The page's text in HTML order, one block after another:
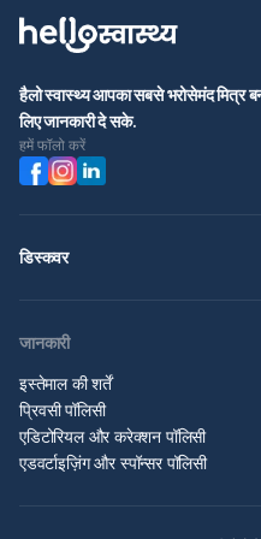
हैलो स्वास्थ्य आपका सबसे भरोसेमंद मित्र
लिए जानकारी दे सके.
हमें फॉलो करें
डिस्कवर
जानकारी
इस्तेमाल की शर्तें
प्रिवसी पॉलिसी
एडिटोरियल और करेक्शन पॉलिसी
एडवर्टाइज़िंग और स्पॉन्सर पॉलिसी